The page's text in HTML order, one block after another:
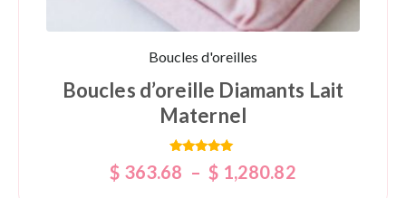
Boucles d'oreilles
Boucles d’oreille Diamants Lait
Maternel
Note
5.00
$ 363.68 – $ 1,280.82